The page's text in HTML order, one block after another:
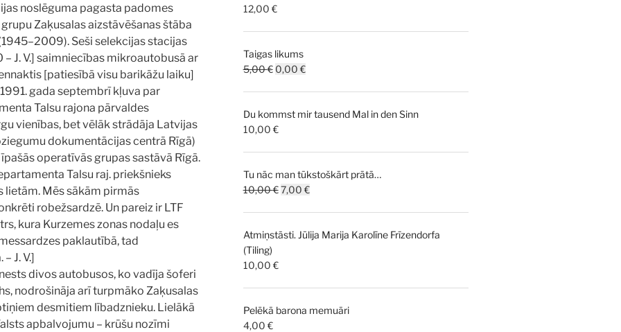
noslēguma pagasta padomes
Zaķusalas aizstāvēšanas štāba
Seši selekcijas stacijas
J. V.] saimniecības mikroautobusā ar
[patiesībā visu barikāžu laiku]
gada septembrī kļuva par
Talsu rajona pārvaldes
vienības, bet vēlāk strādāja Latvijas
dokumentācijas centrā Rīgā)
operatīvās grupas sastāvā Rīgā.
Talsu raj. priekšnieks
lietām. Mēs sākām pirmās
robežsardzē. Un pareiz ir LTF
kura Kurzemes zonas nodaļu es
paklautībā, tad
J. V.]
divos autobusos, ko vadīja šoferi
nodrošināja arī turpmāko Zaķusalas
desmitiem lībadznieku. Lielākā
apbalvojumu – krūšu nozīmi
12,00€
Taigas likums
5,00€ Original
5,00 €.
0,00 €Current
0,00 €.
Du kommst mir tausend Mal in den Sinn
10,00€
Tu nāc man tūkstoškārt prātā…
10,00€ Original
10,00 €.
7,00 €Current
7,00 €.
Atmiņstāsti. Jūlija Marija Karolīne Frīzendorfa
(Tiling)
10,00€
Pelēkā barona memuāri
4,00€